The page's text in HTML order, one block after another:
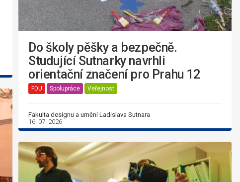
Do školy pěšky a bezpečně.
Studující Sutnarky navrhli
orientační značení pro Prahu 12
FDU Spolupráce Veřejnost
Fakulta designu a umění Ladislava Sutnara
16. 07. 2026